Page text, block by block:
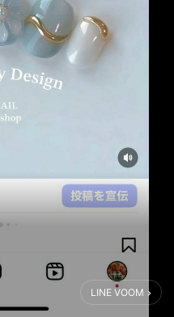
LINE VOOM